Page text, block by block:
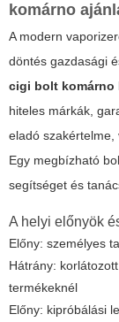
komárno
A modern
döntés gazdasági
cigi bolt komárno
hiteles márkák,
eladó szakértelme,
Egy megbízható
segítséget és
A helyi előnyök
Előny: személyes
Hátrány:
termékeknél
Előny: kipróbálási